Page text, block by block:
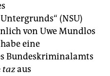
(NSU)
von Uwe Mundlos
eine
Bundeskriminalamts
tazaus